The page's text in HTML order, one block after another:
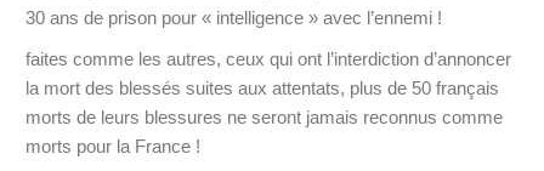
30 ans de prison pour « intelligence » avec l’ennemi !
faites comme les autres, ceux qui ont l’interdiction d’annoncer
la mort des blessés suites aux attentats, plus de 50 français
morts de leurs blessures ne seront jamais reconnus comme
morts pour la France !